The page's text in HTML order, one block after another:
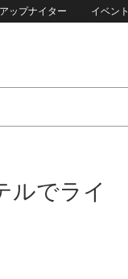
ップナイター イベント
ルでライ